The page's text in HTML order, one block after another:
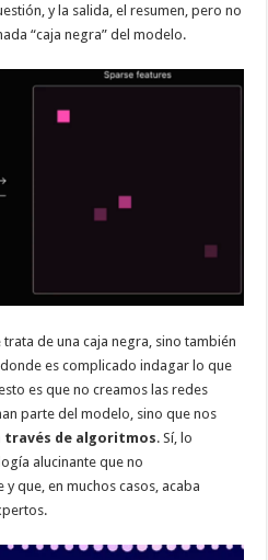
y la salida, el resumen, pero no
“caja negra” del modelo.
de una caja negra, sino también
es complicado indagar lo que
es que no creamos las redes
parte del modelo, sino que nos
través de algoritmos. Sí, lo
alucinante que no
que, en muchos casos, acaba